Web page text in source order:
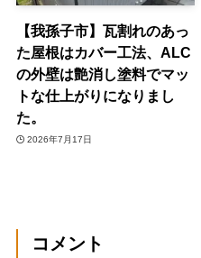
【我孫子市】瓦割れのあっ
た屋根はカバー工法、ALC
の外壁は艶消し塗料でマッ
トな仕上がりになりまし
た。
2026年7月17日
コメント